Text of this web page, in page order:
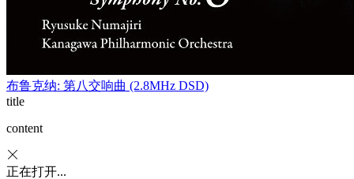
布鲁克纳: 第八交响曲 (2.8MHz DSD)
title
content
正在打开...